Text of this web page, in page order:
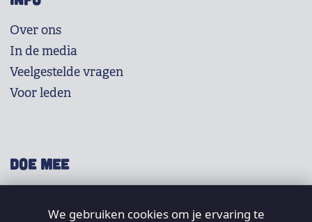
Over ons
In de media
Veelgestelde vragen
Voor leden
DOE MEE
DoneerWe gebruiken cookies om je ervaring te